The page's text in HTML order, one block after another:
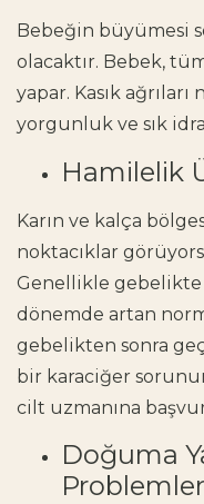
Bebeğin büyümesi
olacaktır. Bebek, tüm
yapar. Kasık
yorgunluk ve sık
Hamilelik
Karın ve kalça
noktacıklar
Genellikle gebelikte
dönemde artan
gebelikten sonra
bir karaciğer
cilt uzmanına
Doğuma